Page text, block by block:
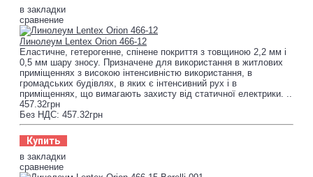
в закладки
сравнение
Линолеум Lentex Orion 466-12
Еластичне, гетерогенне, спінене покриття з товщиною 2,2 мм і
0,5 мм шару зносу. Призначене для використання в житлових
приміщеннях з високою інтенсивністю використання, в
громадських будівлях, в яких є інтенсивний рух і в
приміщеннях, що вимагають захисту від статичної електрики. ..
457.32грн
Без НДС: 457.32грн
Купить
в закладки
сравнение